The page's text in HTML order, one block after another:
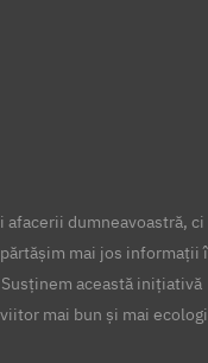
afacerii dumneavoastră, ci
mai jos informații
această inițiativă
mai bun și mai